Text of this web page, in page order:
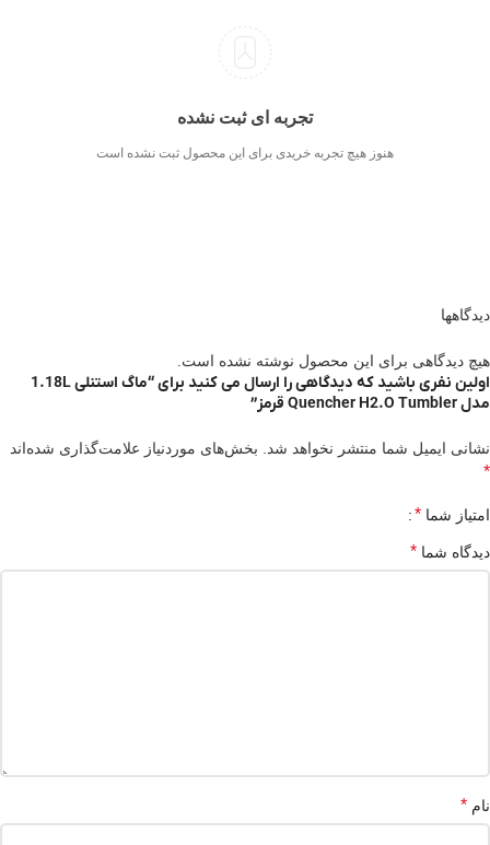
تجربه ای ثبت نشده
هنوز هیچ تجربه خریدی برای این محصول ثبت نشده است
دیدگاهها
هیچ دیدگاهی برای این محصول نوشته نشده است.
اولین نفری باشید که دیدگاهی را ارسال می کنید برای “ماگ استنلی 1.18L
مدل Quencher H2.O Tumbler قرمز”
نشانی ایمیل شما منتشر نخواهد شد. بخش‌های موردنیاز علامت‌گذاری شده‌اند
*
امتیاز شما *
دیدگاه شما *
نام *